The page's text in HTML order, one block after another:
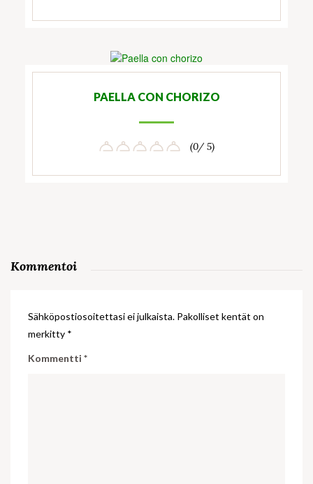
PAELLA CON CHORIZO
(0/ 5)
Kommentoi
Sähköpostiosoitettasi ei julkaista. Pakolliset kentät on
merkitty *
Kommentti *